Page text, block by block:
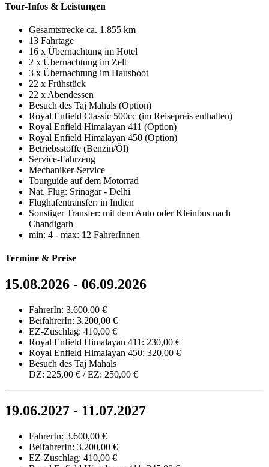
Tour-Infos & Leistungen
Gesamtstrecke ca. 1.855 km
13 Fahrtage
16 x Übernachtung im Hotel
2 x Übernachtung im Zelt
3 x Übernachtung im Hausboot
22 x Frühstück
22 x Abendessen
Besuch des Taj Mahals (Option)
Royal Enfield Classic 500cc (im Reisepreis enthalten)
Royal Enfield Himalayan 411 (Option)
Royal Enfield Himalayan 450 (Option)
Betriebsstoffe (Benzin/Öl)
Service-Fahrzeug
Mechaniker-Service
Tourguide auf dem Motorrad
Nat. Flug: Srinagar - Delhi
Flughafentransfer: in Indien
Sonstiger Transfer: mit dem Auto oder Kleinbus nach
Chandigarh
min: 4 - max: 12 FahrerInnen
Termine & Preise
15.08.2026 - 06.09.2026
FahrerIn: 3.600,00 €
BeifahrerIn: 3.200,00 €
EZ-Zuschlag: 410,00 €
Royal Enfield Himalayan 411: 230,00 €
Royal Enfield Himalayan 450: 320,00 €
Besuch des Taj Mahals
DZ: 225,00 € / EZ: 250,00 €
19.06.2027 - 11.07.2027
FahrerIn: 3.600,00 €
BeifahrerIn: 3.200,00 €
EZ-Zuschlag: 410,00 €